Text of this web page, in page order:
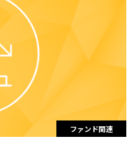
ファンド関連